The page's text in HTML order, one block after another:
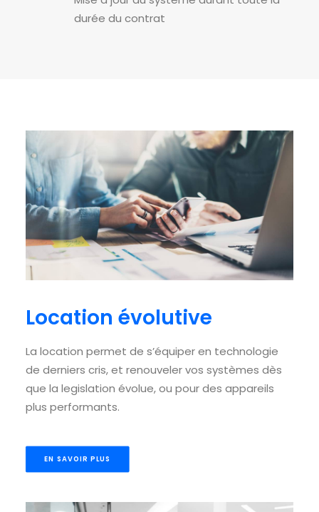
durée du contrat
Location évolutive
La location permet de s’équiper en technologie
de derniers cris, et renouveler vos systèmes dès
que la legislation évolue, ou pour des appareils
plus performants.
EN SAVOIR PLUS